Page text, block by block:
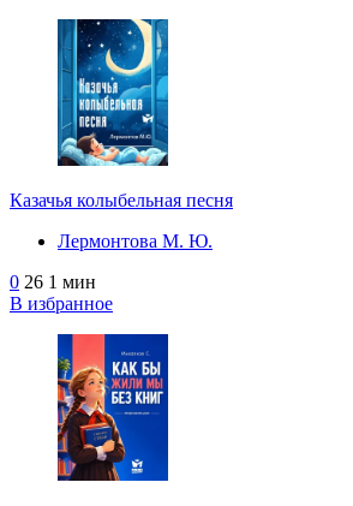
Казачья колыбельная песня
Лермонтова М. Ю.
0 26 1 мин
В избранное